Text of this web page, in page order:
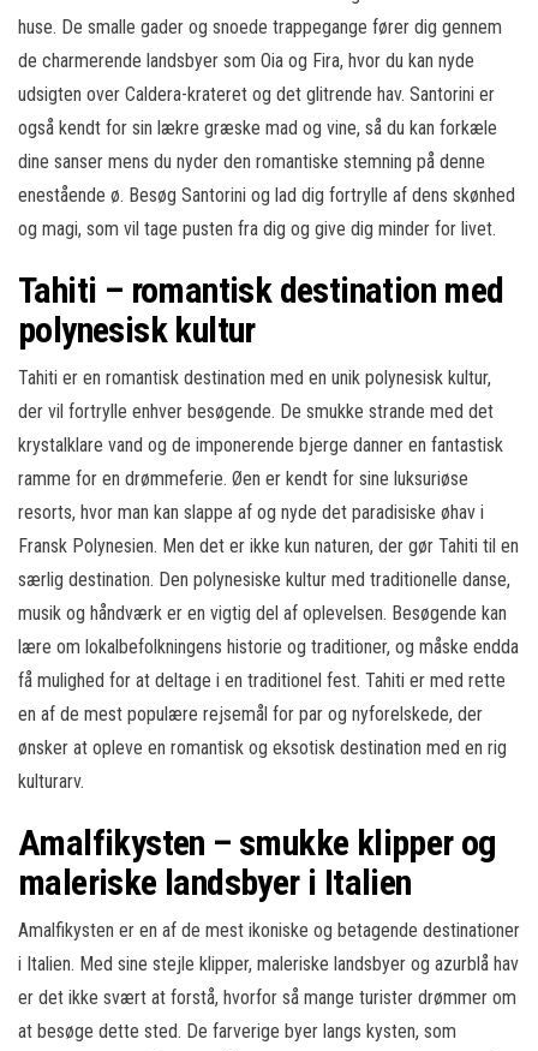
huse. De smalle gader og snoede trappegange fører dig gennem
de charmerende landsbyer som Oia og Fira, hvor du kan nyde
udsigten over Caldera-krateret og det glitrende hav. Santorini er
også kendt for sin lækre græske mad og vine, så du kan forkæle
dine sanser mens du nyder den romantiske stemning på denne
enestående ø. Besøg Santorini og lad dig fortrylle af dens skønhed
og magi, som vil tage pusten fra dig og give dig minder for livet.
Tahiti – romantisk destination med
polynesisk kultur
Tahiti er en romantisk destination med en unik polynesisk kultur,
der vil fortrylle enhver besøgende. De smukke strande med det
krystalklare vand og de imponerende bjerge danner en fantastisk
ramme for en drømmeferie. Øen er kendt for sine luksuriøse
resorts, hvor man kan slappe af og nyde det paradisiske øhav i
Fransk Polynesien. Men det er ikke kun naturen, der gør Tahiti til en
særlig destination. Den polynesiske kultur med traditionelle danse,
musik og håndværk er en vigtig del af oplevelsen. Besøgende kan
lære om lokalbefolkningens historie og traditioner, og måske endda
få mulighed for at deltage i en traditionel fest. Tahiti er med rette
en af de mest populære rejsemål for par og nyforelskede, der
ønsker at opleve en romantisk og eksotisk destination med en rig
kulturarv.
Amalfikysten – smukke klipper og
maleriske landsbyer i Italien
Amalfikysten er en af de mest ikoniske og betagende destinationer
i Italien. Med sine stejle klipper, maleriske landsbyer og azurblå hav
er det ikke svært at forstå, hvorfor så mange turister drømmer om
at besøge dette sted. De farverige byer langs kysten, som